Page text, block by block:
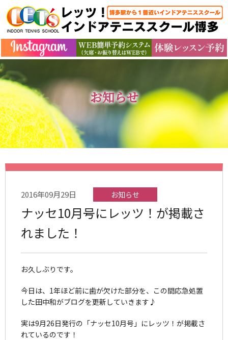
お知らせ
2016年09月29日 お知らせ
ナッセ10月号にレッツ！が掲載さ
れました！
お久しぶりです。
今日は、1年ほど前に歯が欠けた部分を、この間応急処置
した田中和がブログを更新していきます♪
実は9月26日発行の「ナッセ10月号」にレッツ！が掲載さ
れているのです！